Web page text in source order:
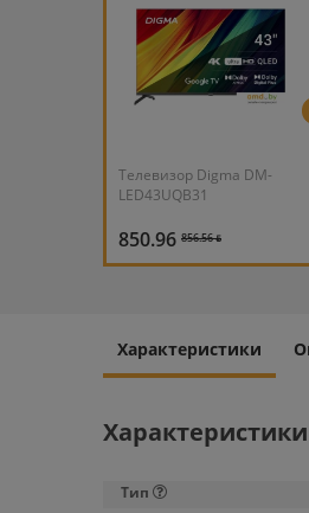
Телевизор Digma DM-
LED43UQB31
850.96 856.56 ƃ
Характеристики
Тип